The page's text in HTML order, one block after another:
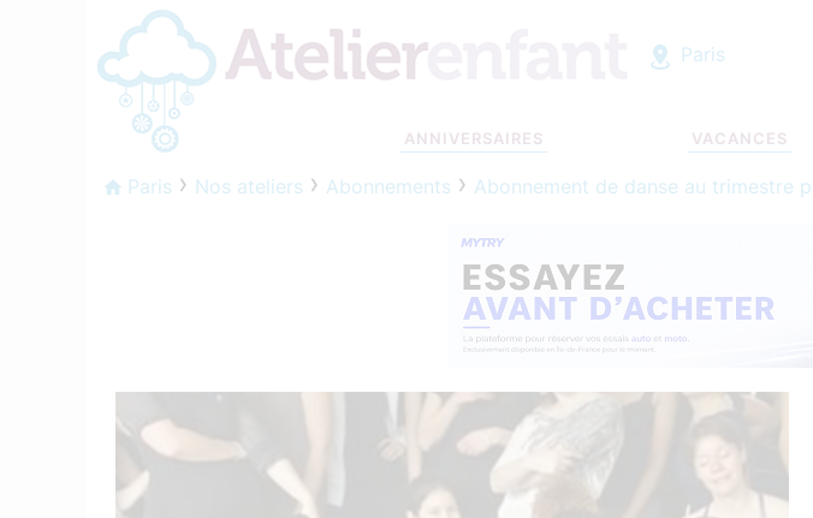
Paris
ANNIVERSAIRES VACANCES
Paris Nos ateliers Abonnements Abonnement de danse au trimestre